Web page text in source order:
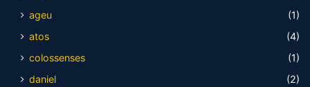
ageu
(1)
atos
(4)
colossenses
(1)
daniel
(2)